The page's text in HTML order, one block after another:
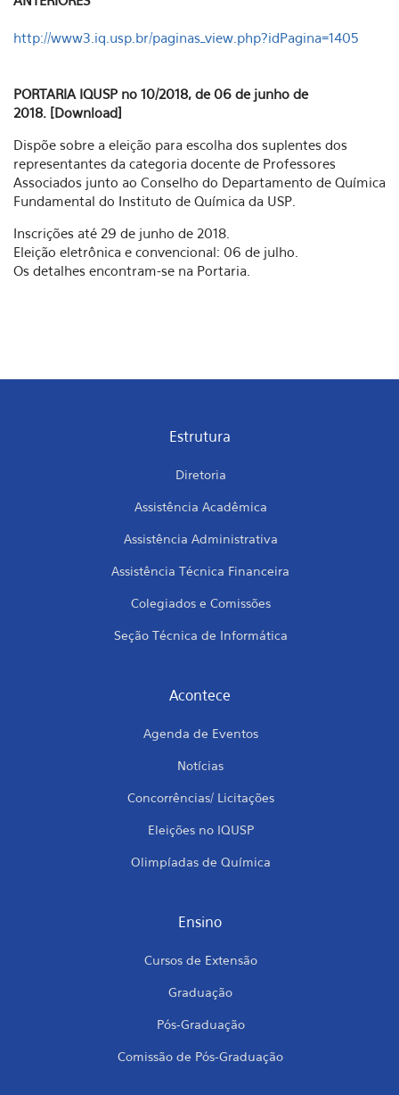
http://www3.iq.usp.br/paginas_view.php?idPagina=1405
PORTARIA IQUSP no 10/2018, de 06 de junho de
2018. [Download]
Dispõe sobre a eleição para escolha dos suplentes dos
representantes da categoria docente de Professores
Associados junto ao Conselho do Departamento de Química
Fundamental do Instituto de Química da USP.
Inscrições até 29 de junho de 2018.
Eleição eletrônica e convencional: 06 de julho.
Os detalhes encontram-se na Portaria.
Estrutura
Diretoria
Assistência Acadêmica
Assistência Administrativa
Assistência Técnica Financeira
Colegiados e Comissões
Seção Técnica de Informática
Acontece
Agenda de Eventos
Notícias
Concorrências/ Licitações
Eleições no IQUSP
Olimpíadas de Química
Ensino
Cursos de Extensão
Graduação
Pós-Graduação
Comissão de Pós-Graduação